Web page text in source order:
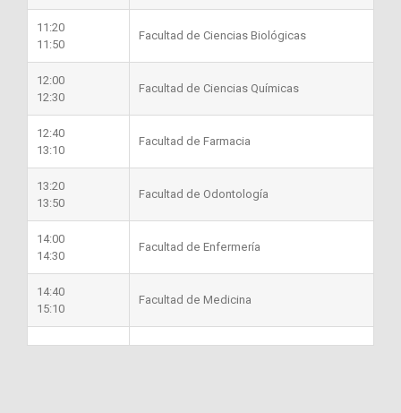
11:20
11:50
Facultad de Ciencias Biológicas
12:00
12:30
Facultad de Ciencias Químicas
12:40
13:10
Facultad de Farmacia
13:20
13:50
Facultad de Odontología
14:00
14:30
Facultad de Enfermería
14:40
15:10
Facultad de Medicina